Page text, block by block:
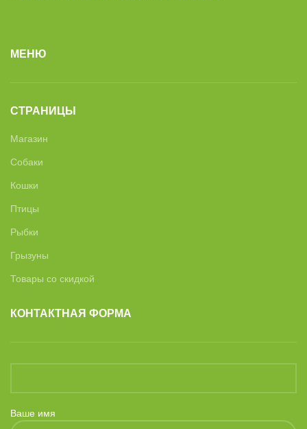
МЕНЮ
СТРАНИЦЫ
Магазин
Собаки
Кошки
Птицы
Рыбки
Грызуны
Товары со скидкой
КОНТАКТНАЯ ФОРМА
Ваше имя